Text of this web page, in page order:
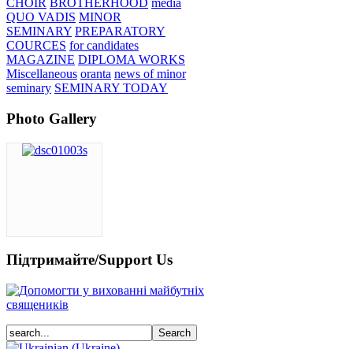
CHOIR BROTHERHOOD media
QUO VADIS MINOR
SEMINARY PREPARATORY
COURCES for candidates
MAGAZINE DIPLOMA WORKS
Miscellaneous oranta news of minor
seminary SEMINARY TODAY
Photo Gallery
Підтримайте/Support Us